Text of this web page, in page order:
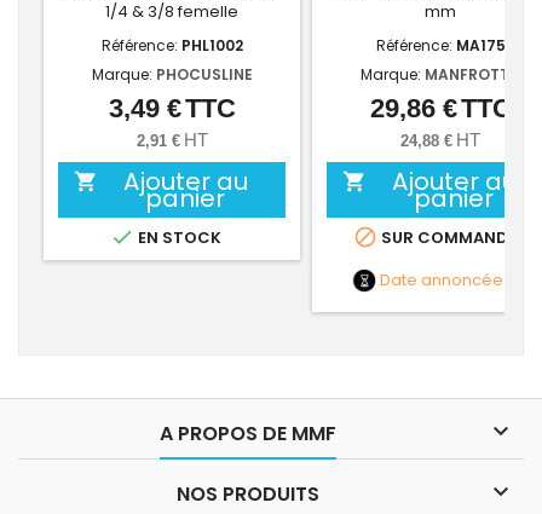
1/4 & 3/8 femelle
Référence: PHL1002
Marque: PHOCUSLINE
Prix
3,49 €TTC
2,91 € HT
 Ajouter au
panier
 EN STOCK
mm
Référence: MA175
Marque: MANFROTTO
Prix
29,86 €TTC
24,88 € HT
 Ajouter au
panier
 SUR COMMANDE
Date annoncée
A PROPOS DE MMF 
NOS PRODUITS 